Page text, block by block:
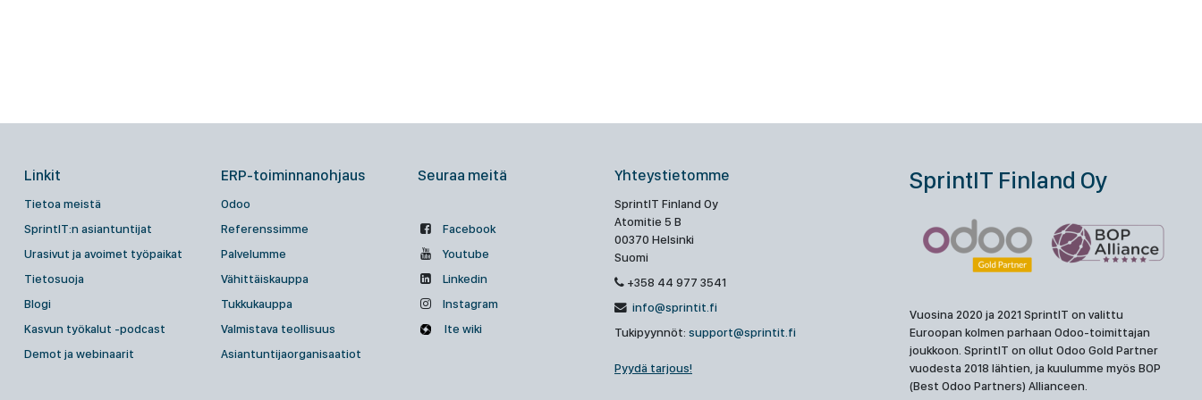
Linkit
Tietoa meistä
SprintIT:n asiantuntijat
Urasivut ja avoimet työpaikat
Tietosuoja
Blogi
Kasvun työkalut -podcast
Demot ja webinaarit
ERP-toiminnanohjaus
Odoo
Referenssimme
Palvelumme
Vähittäiskauppa
Tukkukauppa
Valmistava teollisuus
Asiantuntijaorganisaatiot
Seuraa meitä
Facebook
Youtube
Linkedin
Instagram
Ite wiki
Yhteystietomme
SprintIT Finland Oy
Atomitie 5 B
00370 Helsinki
Suomi
+358 44 977 3541
info@sprintit.fi
Tukipyynnöt: support@sprintit.fi
Pyydä tarjous!
SprintIT Finland Oy
Vuosina 2020 ja 2021 SprintIT on valittu
Euroopan kolmen parhaan Odoo-toimittajan
joukkoon. SprintIT on ollut Odoo Gold Partner
vuodesta 2018 lähtien, ja kuulumme myös BOP
(Best Odoo Partners) Allianceen.